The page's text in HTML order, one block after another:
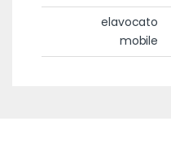
elavocato
mobile